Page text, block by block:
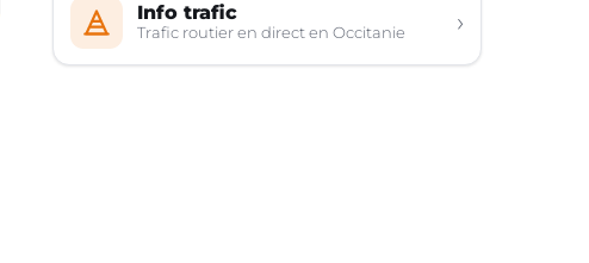
Info trafic
Trafic routier en direct en Occitanie ›